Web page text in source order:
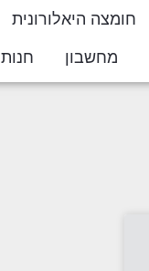
חומצה היאלורונית
מחשבון חנות